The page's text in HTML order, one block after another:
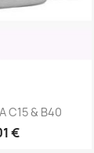
C15 & B40
€